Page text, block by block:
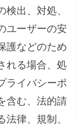
出、対処、
ユーザーの安
護などのため
れる場合、処
ライバシーポ
含む、法的請
律、規制、